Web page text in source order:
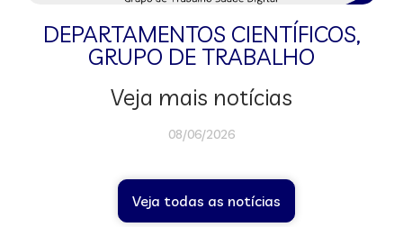
DEPARTAMENTOS CIENTÍFICOS,
GRUPO DE TRABALHO
Veja mais notícias
08/06/2026
Veja todas as notícias